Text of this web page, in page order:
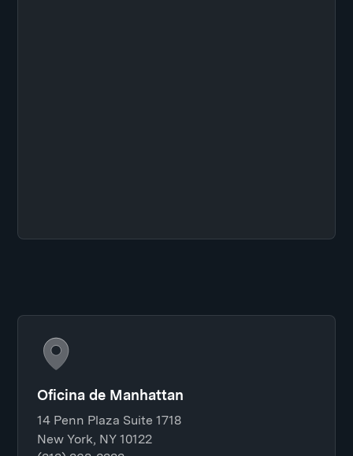
Oficina de Manhattan
14 Penn Plaza Suite 1718
New York, NY 10122